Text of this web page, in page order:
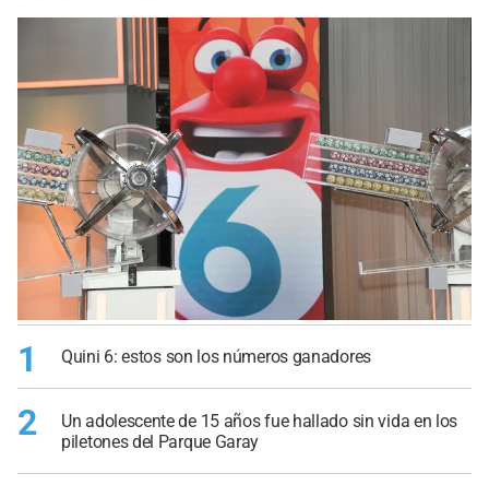
1 Quini 6: estos son los números ganadores
2
Un adolescente de 15 años fue hallado sin vida en los
piletones del Parque Garay